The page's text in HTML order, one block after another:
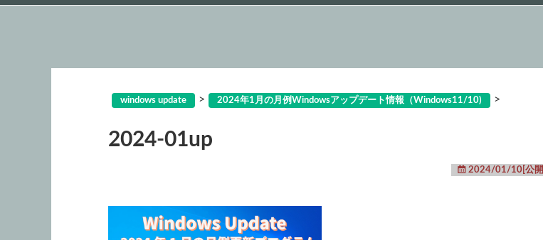
windows update > 2024年1月の月例Windowsアップデート情報（Windows11/10) >
2024-01up
2024/01/10[公開]